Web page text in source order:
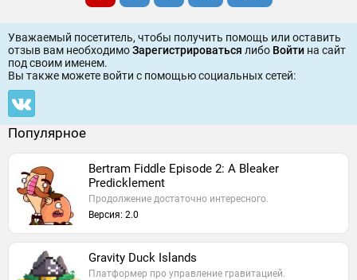
Уважаемый посетитель, чтобы получить помощь или оставить
отзыв вам необходимоЗарегистрироваться либо Войти на сайт
под своим именем.
Вы также можете войти c помощью социальных сетей:
Популярное
Bertram Fiddle Episode 2: A Bleaker
Predicklement
Продолжение достаточно интересного.
Версия: 2.0
Gravity Duck Islands
Платформер про управление гравитацией.